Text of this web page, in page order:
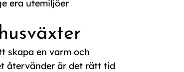
era utemiljöer
skapa en varm och
återvänder är det rätt tid